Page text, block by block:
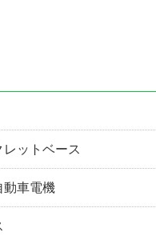
ットベース
動車電機